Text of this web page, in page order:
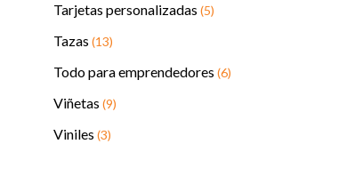
Tarjetas personalizadas (5)
Tazas (13)
Todo para emprendedores (6)
Viñetas (9)
Viniles (3)